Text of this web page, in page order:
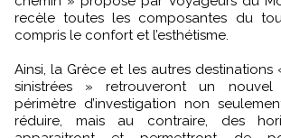
recèle toutes les composantes du
compris le confort et l’esthétisme.
Ainsi, la Grèce et les autres destinations
sinistrées » retrouveront un
périmètre d’investigation non
réduire, mais au contraire, des